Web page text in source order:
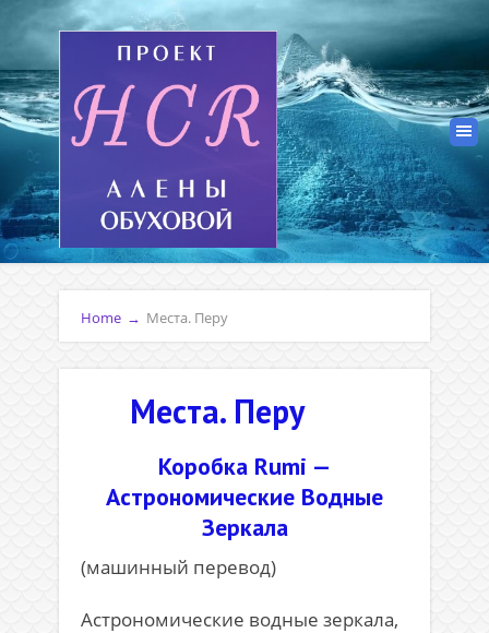
Home → Места. Перу
Места. Перу
Коробка Rumi —
Астрономические Водные
Зеркала
(машинный перевод)
Астрономические водные зеркала,